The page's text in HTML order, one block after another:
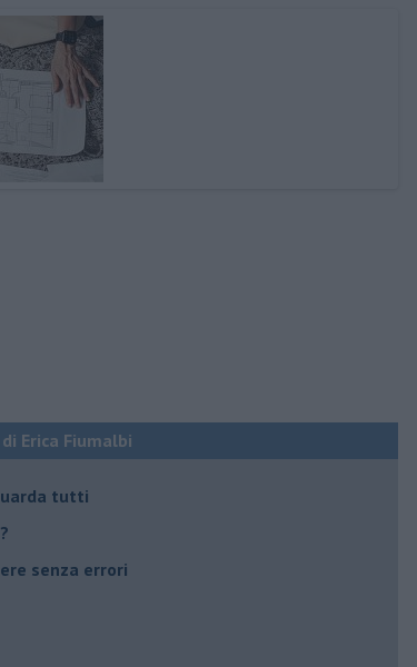
Erica Fiumalbi
tutti
senza errori